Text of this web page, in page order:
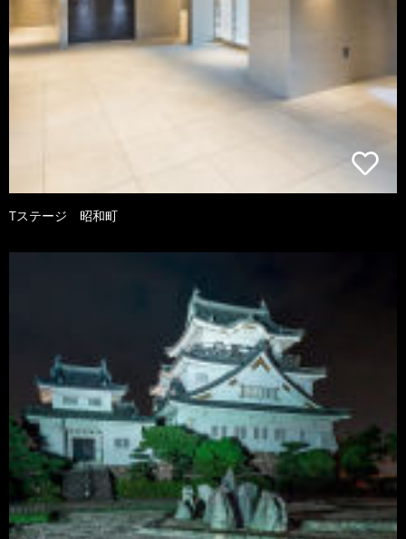
Tステージ 昭和町